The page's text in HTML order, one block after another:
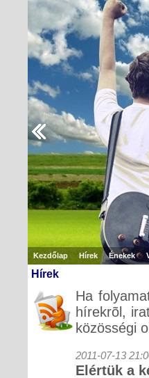
Kezdőlap Hírek Énekek
Hírek
Ha
hírekrõl,
közösségi
2011-07-13
Elértük a